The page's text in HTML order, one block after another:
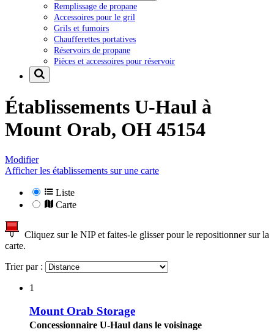
Remplissage de propane
Accessoires pour le gril
Grils et fumoirs
Chaufferettes portatives
Réservoirs de propane
Pièces et accessoires pour réservoir
Établissements U-Haul à
Mount Orab, OH 45154
Modifier
Afficher les établissements sur une carte
Liste
Carte
Cliquez sur le NIP et faites-le glisser pour le repositionner sur la
carte.
Trier par :
1
Mount Orab Storage
Concessionnaire U-Haul dans le voisinage